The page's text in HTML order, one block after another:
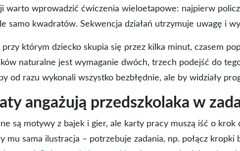
warto wprowadzić ćwiczenia wieloetapowe: najpierw
samo kwadratów. Sekwencja działań utrzymuje uwagę i
którym dziecko skupia się przez kilka minut, czasem
naturalne jest wymaganie dwóch, trzech podejść do
od razu wykonali wszystko bezbłędnie, ale by widziały
angażują przedszkolaka w
są motywy z bajek i gier, ale karty pracy muszą iść o krok
mu sama ilustracja – potrzebuje zadania, np. połącz kropki